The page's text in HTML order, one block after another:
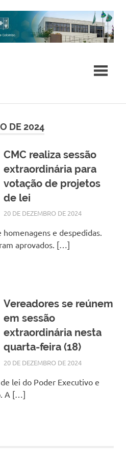
DE 2024
CMC realiza sessão
extraordinária para
votação de projetos
de lei
20 DE DEZEMBRO DE 2024
e despedidas.
aprovados. […]
Vereadores se reúnem
em sessão
extraordinária nesta
quarta-feira (18)
20 DE DEZEMBRO DE 2024
lei do Poder Executivo e
A […]